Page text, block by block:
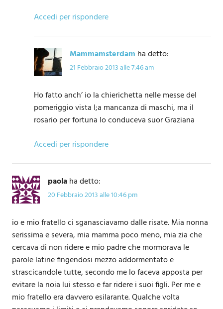
Accedi per rispondere
Mammamsterdam ha detto:
21 Febbraio 2013 alle 7:46 am
Ho fatto anch’ io la chierichetta nelle messe del
pomeriggio vista l;a mancanza di maschi, ma il
rosario per fortuna lo conduceva suor Graziana
Accedi per rispondere
paolaha detto:
20 Febbraio 2013 alle 10:46 pm
io e mio fratello ci sganasciavamo dalle risate. Mia nonna
serissima e severa, mia mamma poco meno, mia zia che
cercava di non ridere e mio padre che mormorava le
parole latine fingendosi mezzo addormentato e
strascicandole tutte, secondo me lo faceva apposta per
evitare la noia lui stesso e far ridere i suoi figli. Per me e
mio fratello era davvero esilarante. Qualche volta